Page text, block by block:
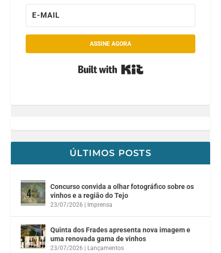
ASSINE AGORA
ÚLTIMOS POSTS
Concurso convida a olhar fotográfico sobre os
vinhos e a região do Tejo
23/07/2026 Imprensa
Quinta dos Frades apresenta nova imagem e
uma renovada gama de vinhos
23/07/2026 Lançamentos